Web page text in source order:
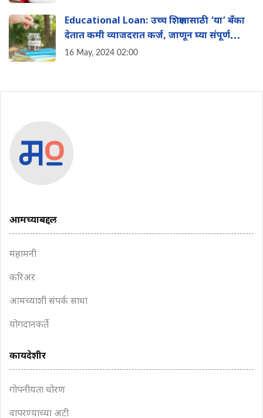
Educational Loan: उच्च शिक्षणासाठी ‘या’ बँका
देतात कमी व्याजदरात कर्ज, जाणून घ्या संपूर्ण
माहिती
16 May, 2024 02:00
आमच्याबद्दल
महामनी
करिअर
आमच्याशी संपर्क साधा
योगदानकर्ते
कायदेशीर
गोपनीयता धोरण
वापरण्याच्या अटी